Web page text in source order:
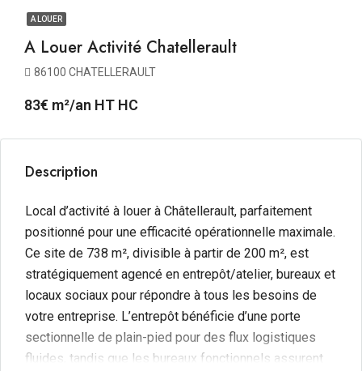
A LOUER
A Louer Activité Chatellerault
86100 CHATELLERAULT
83€ m²/an HT HC
Description
Local d’activité à louer à Châtellerault, parfaitement
positionné pour une efficacité opérationnelle maximale.
Ce site de 738 m², divisible à partir de 200 m², est
stratégiquement agencé en entrepôt/atelier, bureaux et
locaux sociaux pour répondre à tous les besoins de
votre entreprise. L’entrepôt bénéficie d’une porte
sectionnelle de plain-pied pour des flux logistiques
fluides, tandis que les bureaux fonctionnels assurent